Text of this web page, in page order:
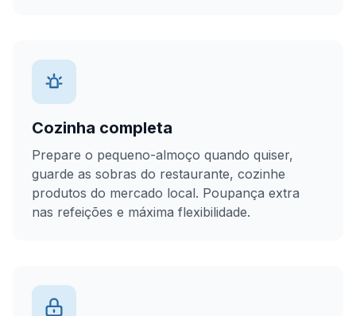
Cozinha completa
Prepare o pequeno-almoço quando quiser,
guarde as sobras do restaurante, cozinhe
produtos do mercado local. Poupança extra
nas refeições e máxima flexibilidade.